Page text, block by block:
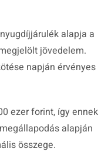
alapja a
jövedelem.
napján érvényes
ezer forint, így ennek
alapján
összege.